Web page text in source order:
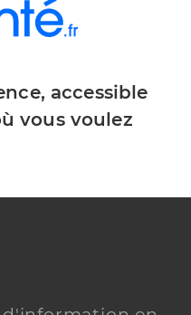
accessible
vous voulez